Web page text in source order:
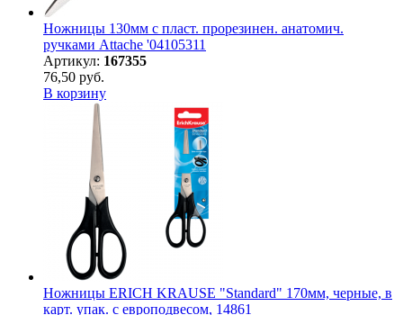
Ножницы 130мм с пласт. прорезинен. анатомич.
ручками Attache '04105311
Артикул: 167355
76,50 руб.
В корзину
Ножницы ERICH KRAUSE "Standard" 170мм, черные, в
карт. упак. с европодвесом, 14861